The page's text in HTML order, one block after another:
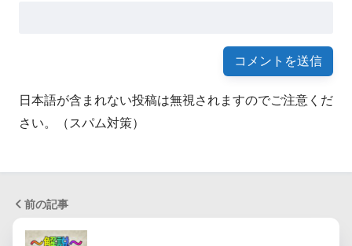
日本語が含まれない投稿は無視されますのでご注意くだ
さい。（スパム対策）
前の記事